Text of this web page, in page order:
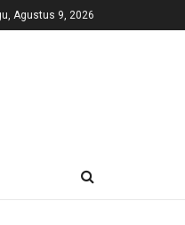
Agustus 9, 2026